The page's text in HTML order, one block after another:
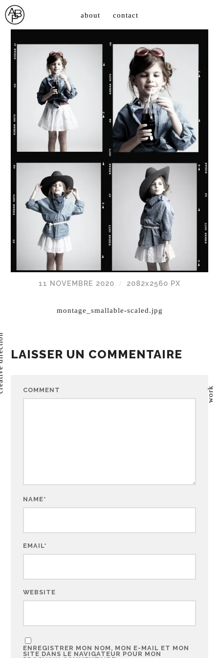
work
about contact
11 NOVEMBRE 2020 / 2082x2560 PX
montage_smallable-scaled.jpg
LAISSER UN COMMENTAIRE
COMMENT
NAME*
EMAIL*
WEBSITE
ENREGISTRER MON NOM, MON E-MAIL ET MON
SITE DANS LE NAVIGATEUR POUR MON